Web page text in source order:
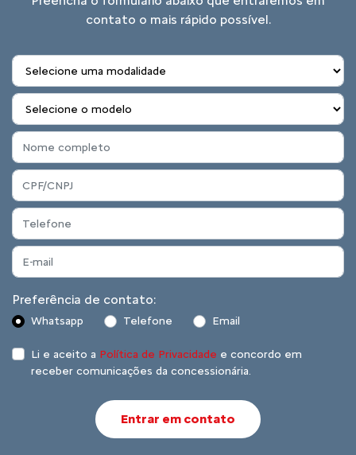
contato o mais rápido possível.
Preferência de contato:
Whatsapp Telefone Email
Li e aceito a Política de Privacidade e concordo em
receber comunicações da concessionária.
Entrar em contato